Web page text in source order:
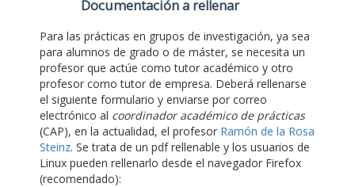
Documentación a rellenar
Para las prácticas en grupos de investigación, ya sea
para alumnos de grado o de máster, se necesita un
profesor que actúe como tutor académico y otro
profesor como tutor de empresa. Deberá rellenarse
el siguiente formulario y enviarse por correo
electrónico al coordinador académico de prácticas
(CAP), en la actualidad, el profesor Ramón de la Rosa
Steinz. Se trata de un pdf rellenable y los usuarios de
Linux pueden rellenarlo desde el navegador Firefox
(recomendado):